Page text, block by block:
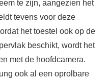
te zijn, aangezien het
tevens voor deze
het toestel ook op de
beschikt, wordt het
met de hoofdcamera.
ook al een oprolbare